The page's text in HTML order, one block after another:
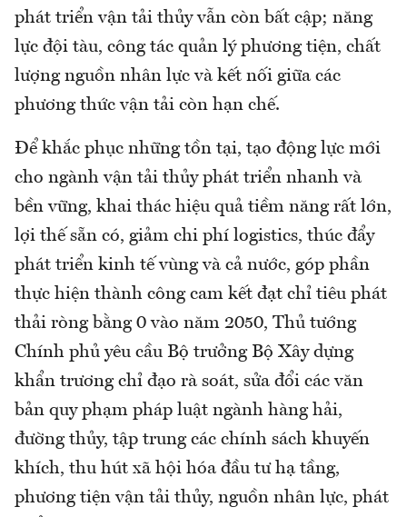
phát triển vận tải thủy vẫn còn bất cập; năng
lực đội tàu, công tác quản lý phương tiện, chất
lượng nguồn nhân lực và kết nối giữa các
phương thức vận tải còn hạn chế.
Để khắc phục những tồn tại, tạo động lực mới
cho ngành vận tải thủy phát triển nhanh và
bền vững, khai thác hiệu quả tiềm năng rất lớn,
lợi thế sẵn có, giảm chi phí logistics, thúc đẩy
phát triển kinh tế vùng và cả nước, góp phần
thực hiện thành công cam kết đạt chỉ tiêu phát
thải ròng bằng 0 vào năm 2050, Thủ tướng
Chính phủ yêu cầu Bộ trưởng Bộ Xây dựng
khẩn trương chỉ đạo rà soát, sửa đổi các văn
bản quy phạm pháp luật ngành hàng hải,
đường thủy, tập trung các chính sách khuyến
khích, thu hút xã hội hóa đầu tư hạ tầng,
phương tiện vận tải thủy, nguồn nhân lực, phát